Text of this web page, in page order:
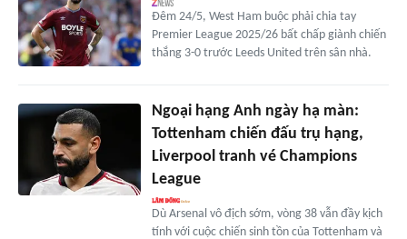
Đêm 24/5, West Ham buộc phải chia tay
Premier League 2025/26 bất chấp giành chiến
thắng 3-0 trước Leeds United trên sân nhà.
Ngoại hạng Anh ngày hạ màn:
Tottenham chiến đấu trụ hạng,
Liverpool tranh vé Champions
League
Dù Arsenal vô địch sớm, vòng 38 vẫn đầy kịch
tính với cuộc chiến sinh tồn của Tottenham và